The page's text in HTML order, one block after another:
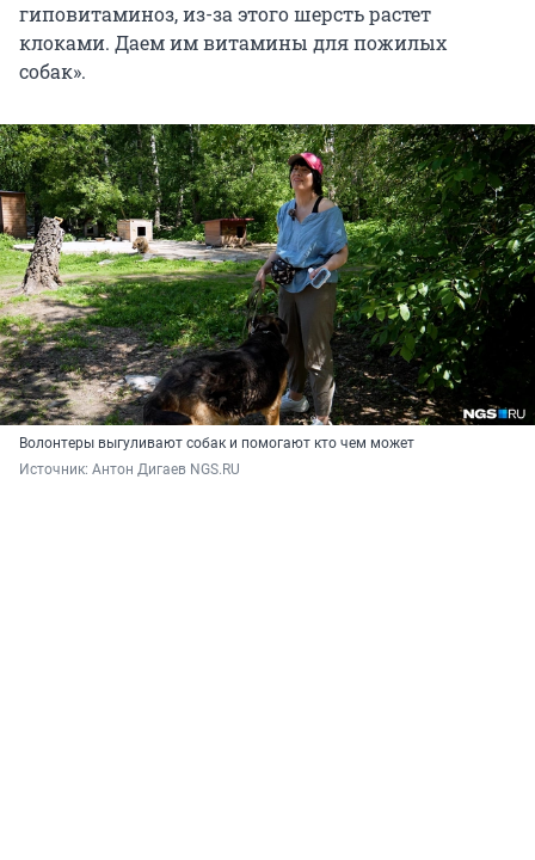
гиповитаминоз, из-за этого шерсть растет
клоками. Даем им витамины для пожилых
собак».
Волонтеры выгуливают собак и помогают кто чем может
Источник: Антон Дигаев NGS.RU